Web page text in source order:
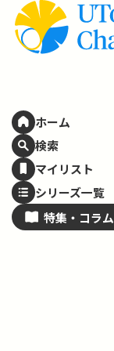
ホーム
検索
マイリスト
シリーズ一覧
特集・ コラム